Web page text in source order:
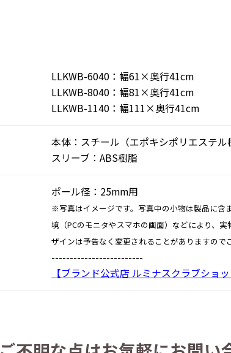
LLKWB-6040：幅61×奥行41cm
LLKWB-8040：幅81×奥行41cm
LLKWB-1140：幅111×奥行41cm
本体：スチール（エポキシポリエステル
スリーブ：ABS樹脂
ポール径：25mm用
※写真はイメージです。写真中の小物は製品に
境（PCのモニタやスマホの画面）などにより、
ザインは予告なく変更されることがありますので
-------------------------
【ブランド公式店 ルミナスクラブショ